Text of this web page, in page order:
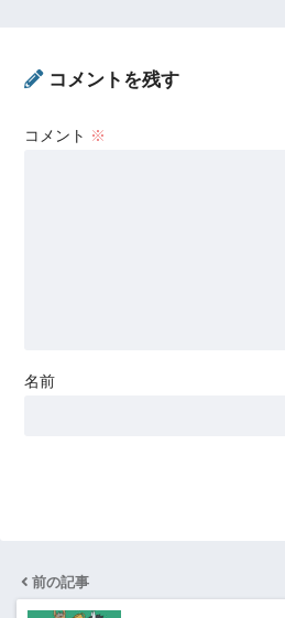
コメントを残す
コメント ※
名前
前の記事